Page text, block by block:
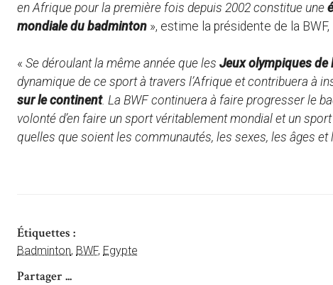
en Afrique pour la première fois depuis 2002 constitue une
mondiale du badminton », estime la présidente de la
« Se déroulant la même année que les Jeux olympiques de
dynamique de ce sport à travers l’Afrique et contribuera à
sur le continent. La BWF continuera à faire progresser le
volonté d’en faire un sport véritablement mondial et un
quelles que soient les communautés, les sexes, les âges et
Étiquettes :
Badminton, BWF, Egypte
Partager ...